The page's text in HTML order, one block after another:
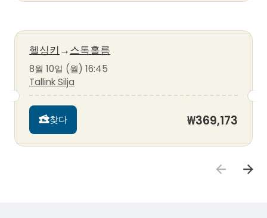
헬싱키 →스톡홀름
8월 10일 (월) 16:45
Tallink Silja
찾다 ₩369,173